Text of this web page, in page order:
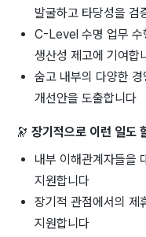
발굴하고 타당성을 검
C-Level 수명 업무
생산성 제고에 기여합
숨고 내부의 다양한
개선안을 도출합니다
🔭 장기적으로 이런 일도
내부 이해관계자들을
지원합니다
장기적 관점에서의 제
지원합니다